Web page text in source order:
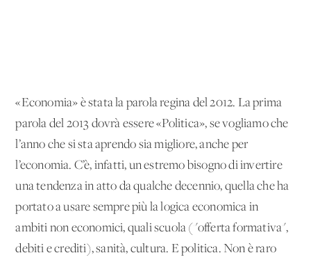
«Economia» è stata la parola regina del 2012. La prima
parola del 2013 dovrà essere «Politica», se vogliamo che
l’anno che si sta aprendo sia migliore, anche per
l’economia. C’è, infatti, un estremo bisogno di invertire
una tendenza in atto da qualche decennio, quella che ha
portato a usare sempre più la logica economica in
ambiti non economici, quali scuola ("offerta formativa",
debiti e crediti), sanità, cultura. E politica. Non è raro